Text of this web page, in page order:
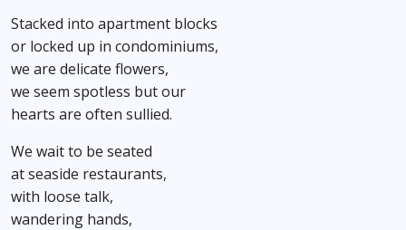
Stacked into apartment blocks
or locked up in condominiums,
we are delicate flowers,
we seem spotless but our
hearts are often sullied.
We wait to be seated
at seaside restaurants,
with loose talk,
wandering hands,